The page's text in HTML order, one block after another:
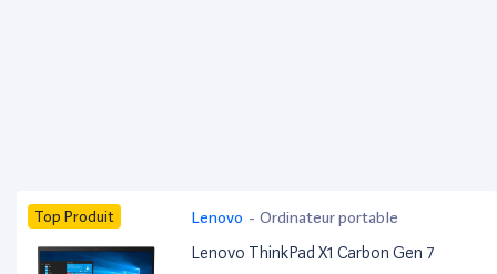
Top Produit Lenovo - Ordinateur portable
Lenovo ThinkPad X1 Carbon Gen 7